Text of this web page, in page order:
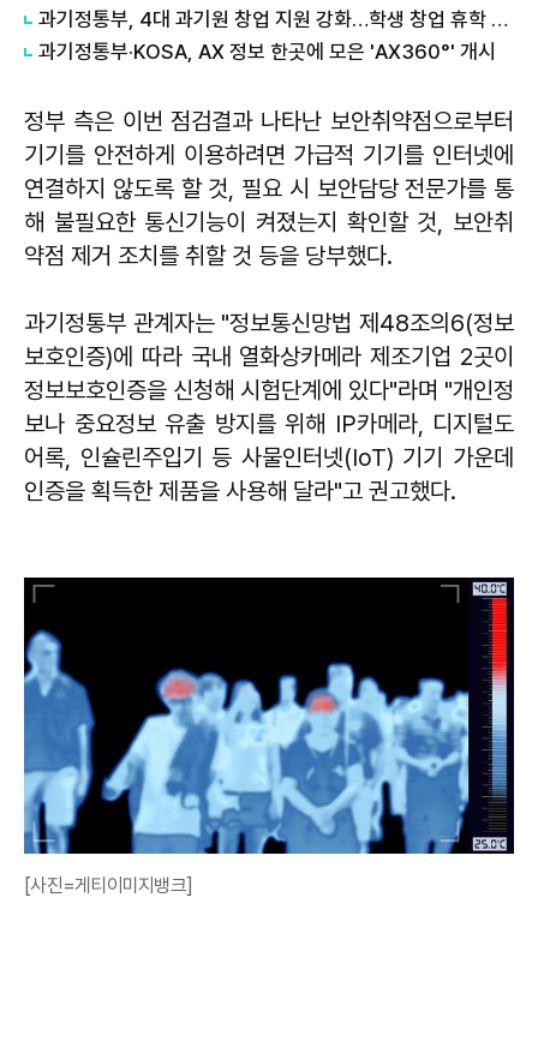
과기정통부, 4대 과기원 창업 지원 강화…학생 창업 휴학 제한 폐지
과기정통부·KOSA, AX 정보 한곳에 모은 'AX360°' 개시
정부 측은 이번 점검결과 나타난 보안취약점으로부터
기기를 안전하게 이용하려면 가급적 기기를 인터넷에
연결하지 않도록 할 것, 필요 시 보안담당 전문가를 통
해 불필요한 통신기능이 켜졌는지 확인할 것, 보안취
약점 제거 조치를 취할 것 등을 당부했다.
과기정통부 관계자는 "정보통신망법 제48조의6(정보
보호인증)에 따라 국내 열화상카메라 제조기업 2곳이
정보보호인증을 신청해 시험단계에 있다"라며 "개인정
보나 중요정보 유출 방지를 위해 IP카메라, 디지털도
어록, 인슐린주입기 등 사물인터넷(IoT) 기기 가운데
인증을 획득한 제품을 사용해 달라"고 권고했다.
[사진=게티이미지뱅크]